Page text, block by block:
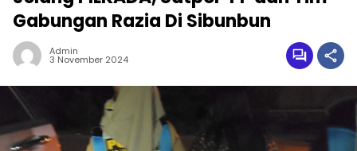
Gabungan Razia Di Sibunbun
Admin
3 November 2024